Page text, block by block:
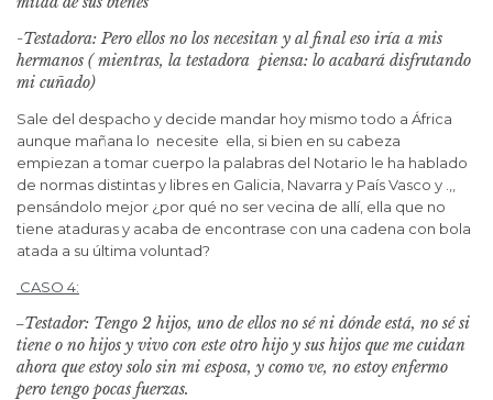
-Testadora: Pero ellos no los necesitan y al final eso iría a mis
hermanos ( mientras, la testadora piensa: lo acabará disfrutando
mi cuñado)
Sale del despacho y decide mandar hoy mismo todo a África
aunque mañana lo necesite ella, si bien en su cabeza
empiezan a tomar cuerpo la palabras del Notario le ha hablado
de normas distintas y libres en Galicia, Navarra y País Vasco y .,,
pensándolo mejor ¿por qué no ser vecina de allí, ella que no
tiene ataduras y acaba de encontrase con una cadena con bola
atada a su última voluntad?
CASO 4:
–Testador: Tengo 2 hijos, uno de ellos no sé ni dónde está, no sé si
tiene o no hijos y vivo con este otro hijo y sus hijos que me cuidan
ahora que estoy solo sin mi esposa, y como ve, no estoy enfermo
pero tengo pocas fuerzas.